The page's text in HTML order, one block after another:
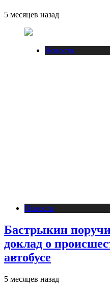
5 месяцев назад
Новости
Новости
Бастрыкин
доклад о
автобусе
5 месяцев назад